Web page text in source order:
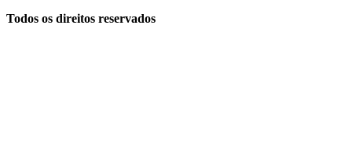
Todos os direitos reservados